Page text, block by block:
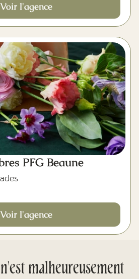
Voir l'agence
PFG Beaune
Voir l'agence
malheureusement